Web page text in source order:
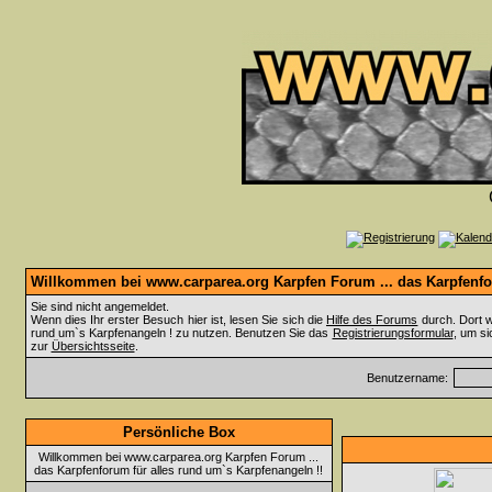
Willkommen bei www.carparea.org Karpfen Forum ... das
Sie sind nicht angemeldet.
Wenn dies Ihr erster Besuch hier ist, lesen Sie sich die Hilfe des Forums durch. Dort
rund um`s Karpfenangeln ! zu nutzen. Benutzen Sie das Registrierungsformular, um
zur Übersichtsseite.
Benutzername:
Persönliche Box
Willkommen bei www.carparea.org Karpfen Forum ...
das Karpfenforum für alles rund um`s Karpfenangeln !!